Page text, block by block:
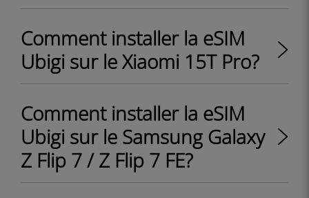
Comment installer la eSIM
Ubigi sur le Xiaomi 15T Pro?
Comment installer la eSIM
Ubigi sur le Samsung Galaxy
Z Flip 7 / Z Flip 7 FE?